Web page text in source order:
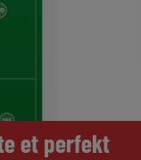
et perfekt